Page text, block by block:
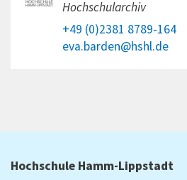
Hochschularchiv
+49 (0)2381 8789-164
eva.barden@hshl.de
Hochschule Hamm-Lippstadt